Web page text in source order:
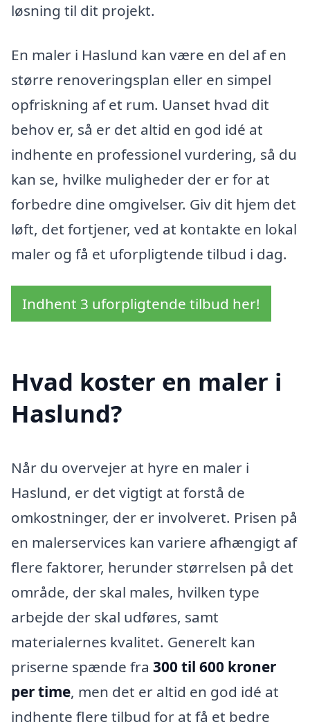
løsning til dit projekt.
En maler i Haslund kan være en del af en
større renoveringsplan eller en simpel
opfriskning af et rum. Uanset hvad dit
behov er, så er det altid en god idé at
indhente en professionel vurdering, så du
kan se, hvilke muligheder der er for at
forbedre dine omgivelser. Giv dit hjem det
løft, det fortjener, ved at kontakte en lokal
maler og få et uforpligtende tilbud i dag.
Indhent 3 uforpligtende tilbud her!
Hvad koster en maler i
Haslund?
Når du overvejer at hyre en maler i
Haslund, er det vigtigt at forstå de
omkostninger, der er involveret. Prisen på
en malerservices kan variere afhængigt af
flere faktorer, herunder størrelsen på det
område, der skal males, hvilken type
arbejde der skal udføres, samt
materialernes kvalitet. Generelt kan
priserne spænde fra 300 til 600 kroner
per time, men det er altid en god idé at
indhente flere tilbud for at få et bedre